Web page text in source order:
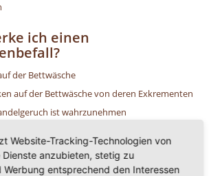
ich einen
der Bettwäsche
auf der Bettwäsche von deren Exkrementen
ist wahrzunehmen
wie Hautirritationen u. a.
Juckreiz
Website-Tracking-Technologien von
Dienste anzubieten, stetig zu
Werbung entsprechend den Interessen